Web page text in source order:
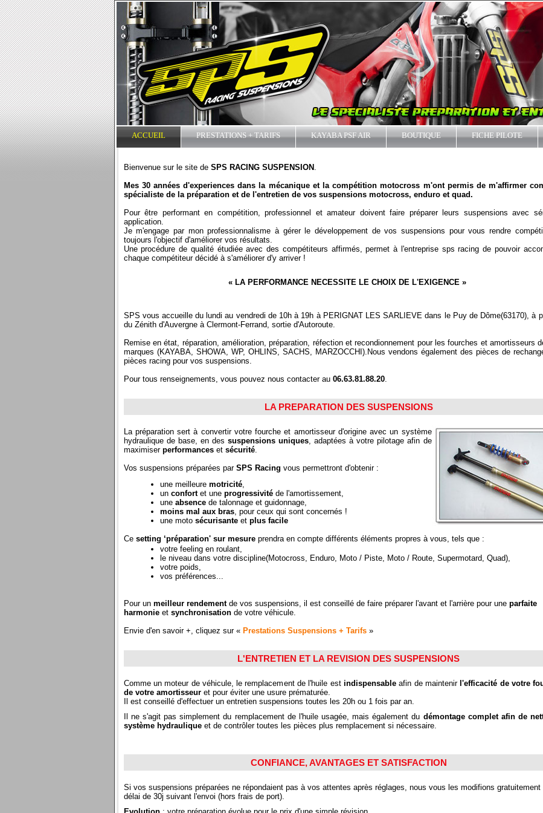
ACCUEIL PRESTATIONS + TARIFS KAYABA PSF AIR BOUTIQUE FICHE PILOTE
Bienvenue sur le site de SPS RACING SUSPENSION .
Mes 30 années d'experiences dans la mécanique et la compétition motocross m'ont permis de m'affirmer
spécialiste de la préparation et de l'entretien de vos suspensions motocross, enduro et quad.
Pour être performant en compétition, professionnel et amateur doivent faire préparer leurs suspensions avec
application.
Je m'engage par mon professionnalisme à gérer le développement de vos suspensions pour vous rendre
toujours l'objectif d'améliorer vos résultats.
Une procédure de qualité étudiée avec des compétiteurs affirmés, permet à l'entreprise sps racing de pouvoir
chaque compétiteur décidé à s'améliorer d'y arriver !
« LA PERFORMANCE NECESSITE LE CHOIX DE L'EXIGENCE »
SPS vous accueille du lundi au vendredi de 10h à 19h à PERIGNAT LES SARLIEVE dans le Puy de Dôme(63170), à
du Zénith d'Auvergne à Clermont-Ferrand, sortie d'Autoroute.
Remise en état, réparation, amélioration, préparation, réfection et recondionnement pour les fourches et amortisseurs
marques (KAYABA, SHOWA, WP, OHLINS, SACHS, MARZOCCHI).Nous vendons également des pièces de
pièces racing pour vos suspensions.
Pour tous renseignements, vous pouvez nous contacter au 06.63.81.88.20.
LA PREPARATION DES SUSPENSIONS
La préparation sert à convertir votre fourche et amortisseur d'origine avec un système
hydraulique de base, en des suspensions uniques, adaptées à votre pilotage afin de
maximiser performanceset sécurité.
Vos suspensions préparées par SPS Racing vous permettront d'obtenir :
une meilleure motricité,
un confortet une progressivitéde l'amortissement,
une absencede talonnage et guidonnage,
moins mal aux bras, pour ceux qui sont concernés !
une moto sécurisante etplus facile
Ce setting ‘préparation' sur mesureprendra en compte différents éléments propres à vous, tels que :
votre feeling en roulant,
le niveau dans votre discipline(Motocross, Enduro, Moto / Piste, Moto / Route, Supermotard, Quad),
votre poids,
vos préférences...
Pour un meilleur rendementde vos suspensions, il est conseillé de faire préparer l'avant et l'arrière pour une parfaite
harmonieet synchronisationde votre véhicule.
Envie d'en savoir +, cliquez sur « Prestations Suspensions + Tarifs»
L'ENTRETIEN ET LA REVISION DES SUSPENSIONS
Comme un moteur de véhicule, le remplacement de l'huile est indispensableafin de maintenir l'efficacité de votre
de votre amortisseuret pour éviter une usure prématurée.
Il est conseillé d'effectuer un entretien suspensions toutes les 20h ou 1 fois par an.
Il ne s'agit pas simplement du remplacement de l'huile usagée, mais également du démontage complet afin de
système hydrauliqueet de contrôler toutes les pièces plus remplacement si nécessaire.
CONFIANCE, AVANTAGES ET SATISFACTION
Si vos suspensions préparées ne répondaient pas à vos attentes après réglages, nous vous les modifions gratuitement
délai de 30j suivant l'envoi (hors frais de port).